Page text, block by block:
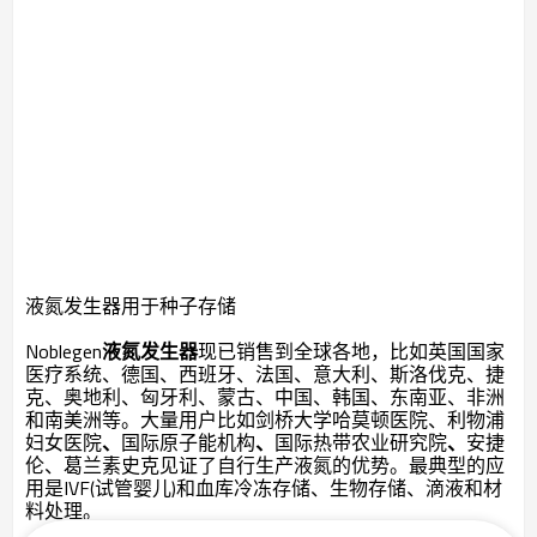
液氮发生器用于种子存储
Noblegen液氮发生器现已销售到全球各地，比如英国国家
医疗系统、德国、西班牙、法国、意大利、斯洛伐克、捷
克、奥地利、匈牙利、蒙古、中国、韩国、东南亚、非洲
和南美洲等。大量用户比如剑桥大学哈莫顿医院、利物浦
妇女医院、 国际原子能机构、 国际热带农业研究院、 安捷
伦、葛兰素史克见证了自行生产液氮的优势。最典型的应
用是IVF(试管婴儿)和血库冷冻存储、生物存储、滴液和材
料处理。